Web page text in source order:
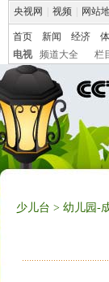
央视网 视频 网站
首页 新闻 经济
电视
频道大全 栏
少儿台 > 幼儿园-